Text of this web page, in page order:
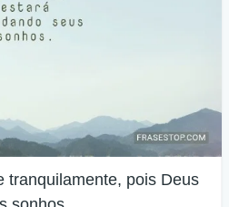
tranquilamente, pois Deus